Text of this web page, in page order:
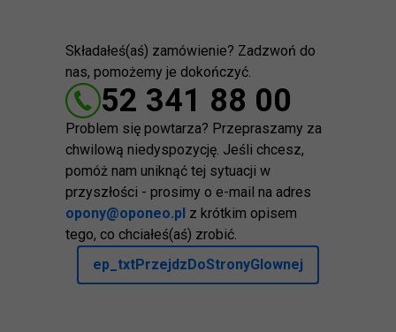
Składałeś(aś) zamówienie? Zadzwoń do
nas, pomożemy je dokończyć.
52 341 88 00
Problem się powtarza? Przepraszamy za
chwilową niedyspozycję. Jeśli chcesz,
pomóż nam uniknąć tej sytuacji w
przyszłości - prosimy o e-mail na adres
opony@oponeo.pl z krótkim opisem
tego, co chciałeś(aś) zrobić.
ep_txtPrzejdzDoStronyGlownej